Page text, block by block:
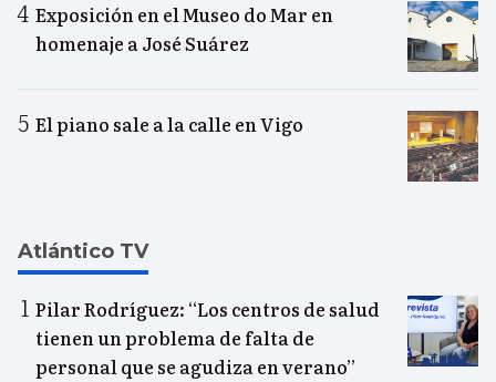
Exposición en el Museo do Mar en
homenaje a José Suárez
El piano sale a la calle en Vigo
Atlántico TV
Pilar Rodríguez: “Los centros de salud
tienen un problema de falta de
personal que se agudiza en verano”